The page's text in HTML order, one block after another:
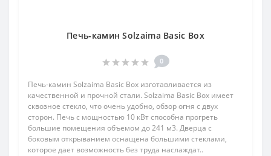
Печь-камин Solzaima Basic Box
0
Печь-камин Solzaima Basic Box изготавливается из
качественной и прочной стали. Solzaima Basic Box имеет
сквозное стекло, что очень удобно, обзор огня с двух
сторон. Печь с мощностью 10 кВт способна прогреть
большие помещения объемом до 241 м3. Дверца с
боковым открыванием оснащена большими стеклами,
которое дает возможность без труда наслаждат..